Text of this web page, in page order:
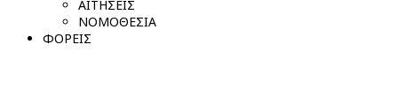
ΑΙΤΗΣΕΙΣ
ΝΟΜΟΘΕΣΙΑ
ΦΟΡΕΙΣ